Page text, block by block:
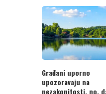
Građani uporno
upozoravaju na
nezakonitosti, no,